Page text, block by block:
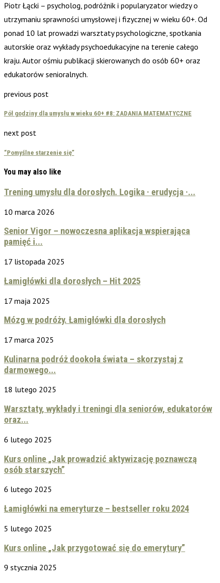
Piotr Łącki – psycholog, podróżnik i popularyzator wiedzy o
utrzymaniu sprawności umysłowej i fizycznej w wieku 60+. Od
ponad 10 lat prowadzi warsztaty psychologiczne, spotkania
autorskie oraz wykłady psychoedukacyjne na terenie całego
kraju. Autor ośmiu publikacji skierowanych do osób 60+ oraz
edukatorów senioralnych.
previous post
Pół godziny dla umysłu w wieku 60+ #8: ZADANIA MATEMATYCZNE
next post
“Pomyślne starzenie się”
You may also like
Trening umysłu dla dorosłych. Logika · erudycja ·...
10 marca 2026
Senior Vigor – nowoczesna aplikacja wspierająca
pamięć i...
17 listopada 2025
Łamigłówki dla dorosłych – Hit 2025
17 maja 2025
Mózg w podróży. Łamigłówki dla dorosłych
17 marca 2025
Kulinarna podróż dookoła świata – skorzystaj z
darmowego...
18 lutego 2025
Warsztaty, wykłady i treningi dla seniorów, edukatorów
oraz...
6 lutego 2025
Kurs online „Jak prowadzić aktywizację poznawczą
osób starszych”
6 lutego 2025
Łamigłówki na emeryturze – bestseller roku 2024
5 lutego 2025
Kurs online „Jak przygotować się do emerytury”
9 stycznia 2025